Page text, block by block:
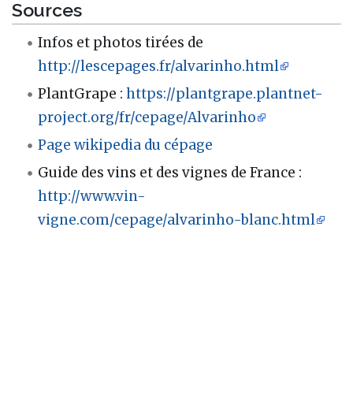
Sources
Infos et photos tirées de
http://lescepages.fr/alvarinho.html
PlantGrape :https://plantgrape.plantnet-
project.org/fr/cepage/Alvarinho
Page wikipedia du cépage
Guide des vins et des vignes de France :
http://www.vin-
vigne.com/cepage/alvarinho-blanc.html